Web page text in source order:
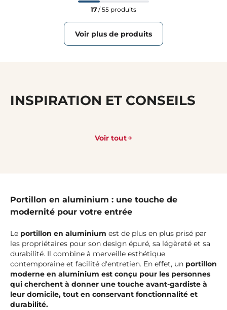
17 / 55 produits
Voir plus de produits
INSPIRATION ET CONSEILS
Voir tout
Portillon en aluminium : une touche de
modernité pour votre entrée
Le portillon en aluminium est de plus en plus prisé par
les propriétaires pour son design épuré, sa légèreté et sa
durabilité. Il combine à merveille esthétique
contemporaine et facilité d'entretien. En effet, un portillon
moderne en aluminium est conçu pour les personnes
qui cherchent à donner une touche avant-gardiste à
leur domicile, tout en conservant fonctionnalité et
durabilité.